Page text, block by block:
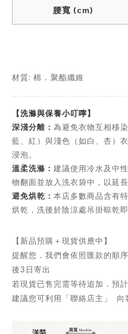
腰寬 (cm)
材質: 棉 ． 聚酯纖維
【洗滌與保養小叮嚀】
深淺分離： 為避免衣物互相移
藍、紅）與淺色（如白、杏）
浸泡。
溫柔洗滌： 建議使用冷水及中
物翻面並放入洗衣袋中，以延長
避免烘乾： 本店多數商品含有
烘乾，洗後於陰涼處吊掛晾乾即
【新品預購＋現貨供應中】
提醒您．我們會依照匯款的順
後3日寄出
若現貨已售完需等待追加．預
建議您可利用「聯絡店主」 向